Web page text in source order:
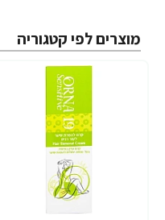
מוצרים לפי קטגוריה